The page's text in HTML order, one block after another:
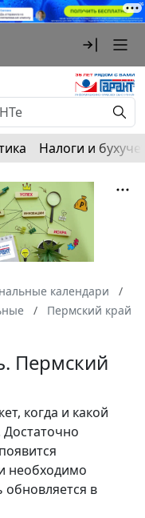
Налоги и
календари
Пермский край
Пермский
когда и какой
необходимо
обновляется в